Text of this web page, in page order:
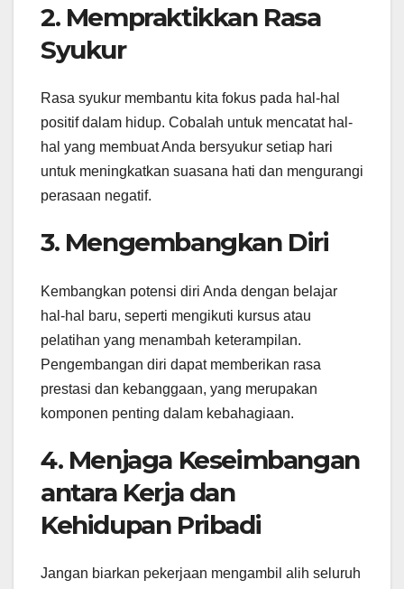
2. Mempraktikkan Rasa
Syukur
Rasa syukur membantu kita fokus pada hal-hal
positif dalam hidup. Cobalah untuk mencatat hal-
hal yang membuat Anda bersyukur setiap hari
untuk meningkatkan suasana hati dan mengurangi
perasaan negatif.
3. Mengembangkan Diri
Kembangkan potensi diri Anda dengan belajar
hal-hal baru, seperti mengikuti kursus atau
pelatihan yang menambah keterampilan.
Pengembangan diri dapat memberikan rasa
prestasi dan kebanggaan, yang merupakan
komponen penting dalam kebahagiaan.
4. Menjaga Keseimbangan
antara Kerja dan
Kehidupan Pribadi
Jangan biarkan pekerjaan mengambil alih seluruh